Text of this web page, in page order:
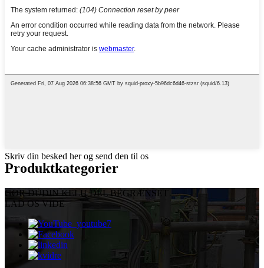
Skriv din besked her og send den til os
Produktkategorier
GØR DUDIN KELU DEL BEGRÆNSET
LAD OS VIDE